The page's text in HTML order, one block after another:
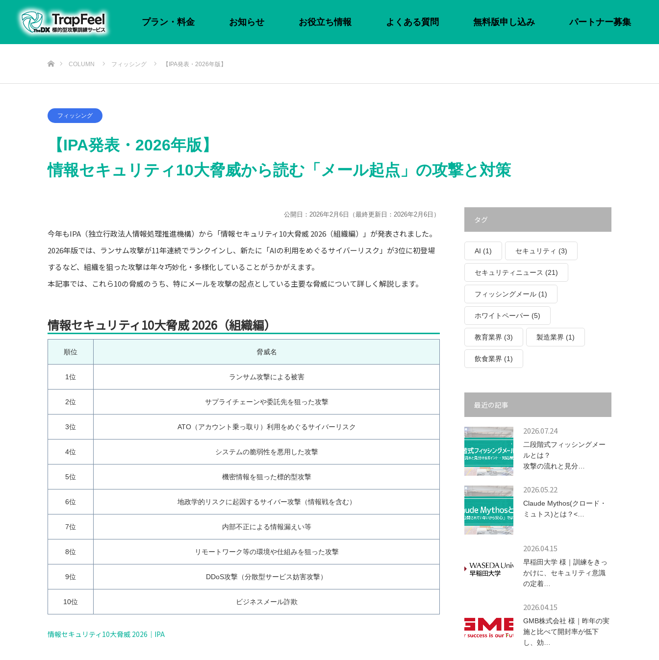
プラン・料金 お知らせ お役立ち情報 よくある質問 無料版申し込み パートナー募集
COLUMN フィッシング 【IPA発表・2026年版】
フィッシング
【IPA発表・2026年版】
情報セキュリティ10大脅威から読む「メール起点」の攻撃と対策
公開日：2026年2月6日 （最終更新日：2026年2月6日）
今年もIPA（独立行政法人情報処理推進機構）から「情報セキュリティ10大脅威 2026（組織編）」が発表されました。
2026年版では、ランサム攻撃が11年連続でランクインし、新たに「AIの利用をめぐるサイバーリスク」が3位に初登場
するなど、組織を狙った攻撃は年々巧妙化・多様化していることがうかがえます。
本記事では、これら10の脅威のうち、特にメールを攻撃の起点としている主要な脅威について詳しく解説します。
情報セキュリティ10大脅威 2026（組織編）
順位 脅威名
1位 ランサム攻撃による被害
2位 サプライチェーンや委託先を狙った攻撃
3位 ATO（アカウント乗っ取り）利用をめぐるサイバーリスク
4位 システムの脆弱性を悪用した攻撃
5位 機密情報を狙った標的型攻撃
6位 地政学的リスクに起因するサイバー攻撃（情報戦を含む）
7位 内部不正による情報漏えい等
8位 リモートワーク等の環境や仕組みを狙った攻撃
9位 DDoS攻撃（分散型サービス妨害攻撃）
10位 ビジネスメール詐欺
情報セキュリティ10大脅威 2026｜IPA
タグ
AI (1) セキュリティ (3)
セキュリティニュース (21)
フィッシングメール (1)
ホワイトペーパー (5)
教育業界 (3) 製造業界 (1)
飲食業界 (1)
最近の記事
2026.07.24
二段階式フィッシングメー
ルとは？
攻撃の流れと見分…
2026.05.22
Claude Mythos(クロード・
ミュトス)とは？<…
2026.04.15
早稲田大学 様｜訓練をきっ
かけに、セキュリティ意識
の定着…
2026.04.15
GMB株式会社 様｜昨年の実
施と比べて開封率が低下
し、効…